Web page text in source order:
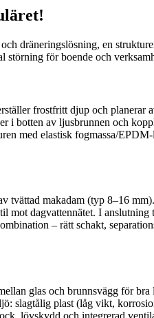
dräneringslösning, en
störning för boende och
frostfritt djup och planerar
i botten av ljusbrunnen och
med elastisk fogmassa/
makadam (typ 8–16
dagvattennätet. I
– rätt schakt,
glas och brunnsvägg för
slagtålig plast (låg vikt,
lövskydd och integrerad